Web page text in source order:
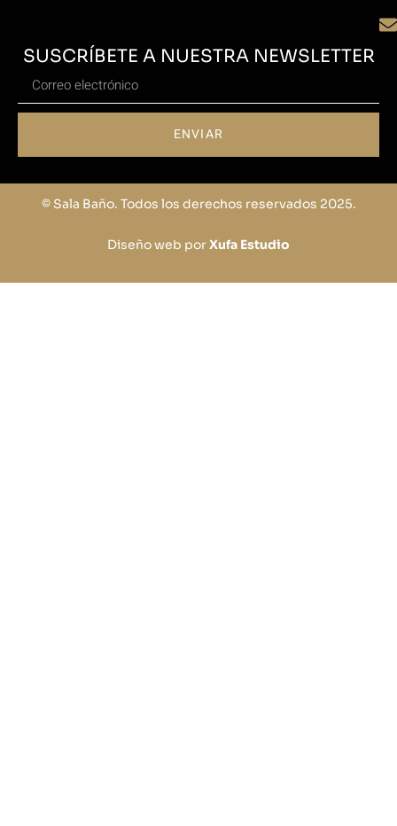
SUSCRÍBETE A NUESTRA NEWSLETTER
ENVIAR
© Sala Baño. Todos los derechos reservados 2025.
Diseño web porXufa Estudio